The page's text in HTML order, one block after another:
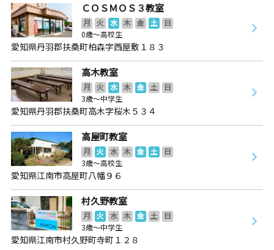
ＣＯＳＭＯＳ３教室
月 火 水 木 金 土
日
0歳～高校生
愛知県丹羽郡扶桑町柏森字西屋敷１８３
高木教室
月 火 水 木 金 土
日
3歳～中学生
愛知県丹羽郡扶桑町高木字桜木５３４
高屋町教室
月 火 水 木 金 土
日
3歳～高校生
愛知県江南市高屋町八幡９６
村久野教室
月 火 水 木 金 土
日
3歳～中学生
愛知県江南市村久野町寺町１２８